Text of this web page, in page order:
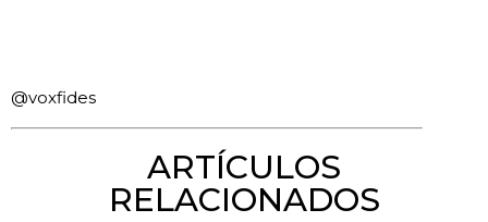
@voxfides
ARTÍCULOS
RELACIONADOS